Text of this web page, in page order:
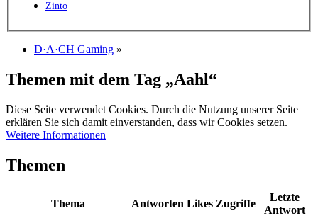
Zinto
D·A·CH Gaming »
Themen mit dem Tag „Aahl“
Diese Seite verwendet Cookies. Durch die Nutzung unserer Seite
erklären Sie sich damit einverstanden, dass wir Cookies setzen.
Weitere Informationen
Themen
Thema Antworten Likes Zugriffe
Letzte
Antwort